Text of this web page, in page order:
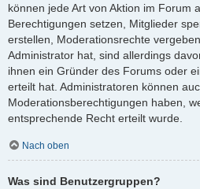
können jede Art von Aktion im Forum
Berechtigungen setzen, Mitglieder
erstellen, Moderationsrechte
Administrator hat, sind allerdings
ihnen ein Gründer des Forums oder
erteilt hat. Administratoren können
Moderationsberechtigungen haben,
entsprechende Recht erteilt wurde.
Nach oben
Was sind Benutzergruppen?